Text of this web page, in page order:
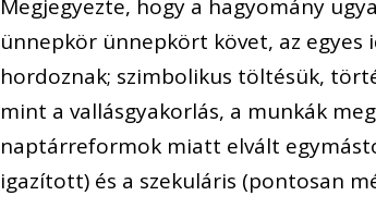
Megjegyezte, hogy a hagyomány
ünnepkör ünnepkört követ, az egyes
hordoznak; szimbolikus töltésük,
mint a vallásgyakorlás, a munkák
naptárreformok miatt elvált
igazított) és a szekuláris (pontosan